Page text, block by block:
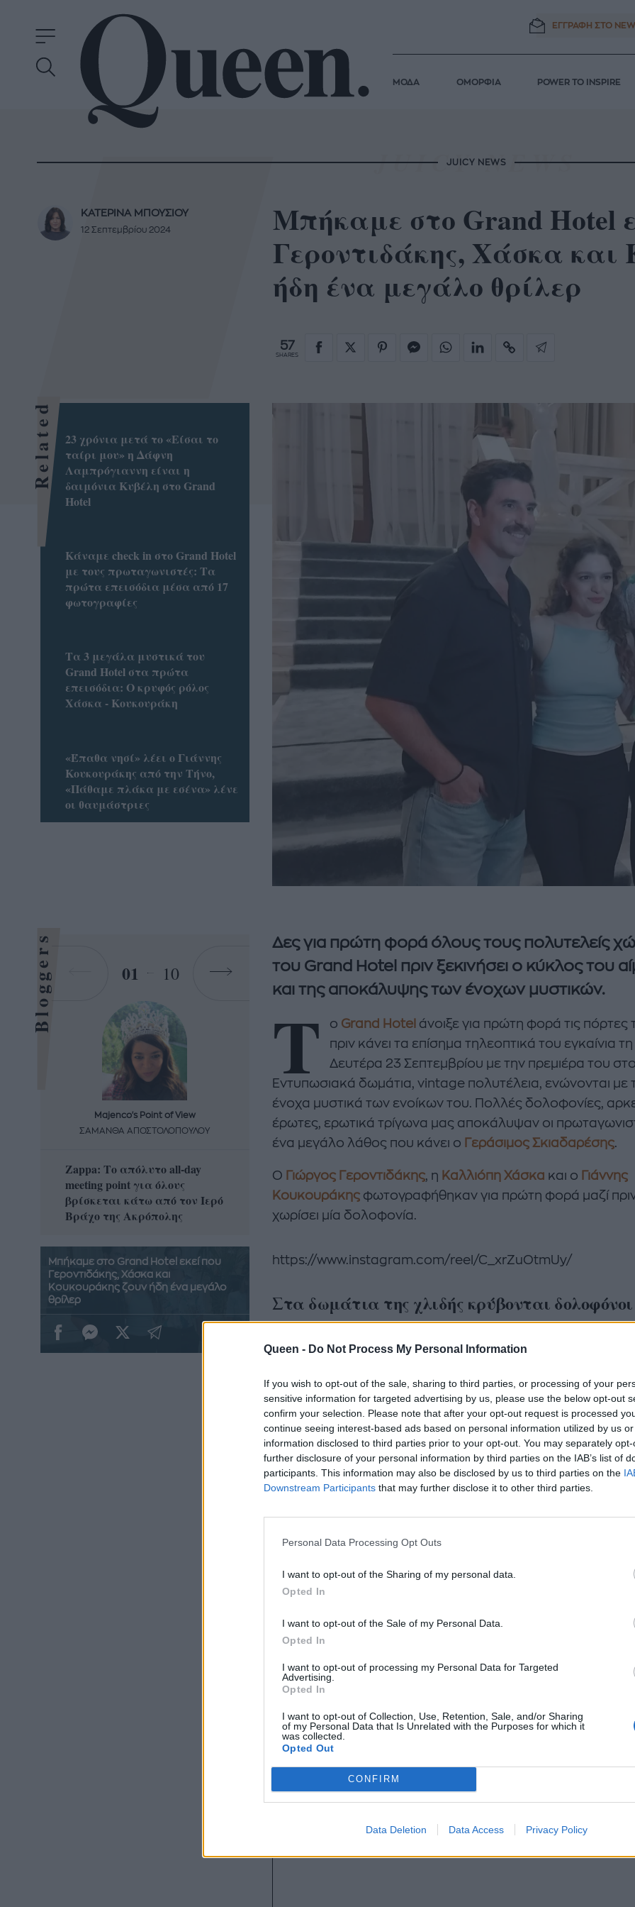
Queen - Do Not Process My Personal Information
If you wish to opt-out of the sale, sharing to third parties, or processing of your
sensitive information for targeted advertising by us, please use the below opt-out
confirm your selection. Please note that after your opt-out request is processed
continue seeing interest-based ads based on personal information utilized by us
information disclosed to third parties prior to your opt-out. You may separately
further disclosure of your personal information by third parties on the IAB’s list of
participants. This information may also be disclosed by us to third parties on the
Downstream Participants that may further disclose it to other third parties.
Personal Data Processing Opt Outs
I want to opt-out of the Sharing of my personal data.
Opted In
I want to opt-out of the Sale of my Personal Data.
Opted In
I want to opt-out of processing my Personal Data for Targeted
Advertising.
Opted In
I want to opt-out of Collection, Use, Retention, Sale, and/or Sharing
of my Personal Data that Is Unrelated with the Purposes for which it
was collected.
Opted Out
CONFIRM
Data Deletion Data Access Privacy Policy
ΕΓΓΡΑΦΗ ΣΤΟ
ΜΟΔΑ ΟΜΟΡΦΙΑ POWER TO INSPIRE
JUICY NEWS
Μπήκαμε στο Grand Hotel
Γεροντιδάκης, Χάσκα και
ήδη ένα μεγάλο θρίλερ
57
SHARES
ΚΑΤΕΡΙΝΑ ΜΠΟΥΣΙΟΥ
12 Σεπτεμβρίου 2024
Δες για πρώτη φορά όλους τους πολυτελείς
του Grand Hotel πριν ξεκινήσει ο κύκλος του
και της αποκάλυψης των ένοχων μυστικών.
Τ ο Grand Hotel άνοιξε για πρώτη φορά τις πόρτες
πριν κάνει τα επίσημα τηλεοπτικά του εγκαίνια τη
Δευτέρα 23 Σεπτεμβρίου με την πρεμιέρα του
Εντυπωσιακά δωμάτια, vintage πολυτέλεια, ενώνονται με
ένοχα μυστικά των ενοίκων του. Πολλές δολοφονίες,
έρωτες, ερωτικά τρίγωνα μας αποκάλυψαν οι
ένα μεγάλο λάθος που κάνει ο
Γεράσιμος Σκιαδαρέσης.
Ο Γιώργος Γεροντιδάκης, η Καλλιόπη Χάσκα και ο Γιάννης
Κουκουράκης φωτογραφήθηκαν για πρώτη φορά μαζί
χωρίσει μία δολοφονία.
https://www.instagram.com/reel/C_xrZuOtmUy/
Στα δωμάτια της χλιδής κρύβονται
ένας ήρωας από το Παρά Πέντε
μεγαλύτερα σε όγκο τηλεοπτικά σκηνικά που έχουν γίνει
τελευταία χρόνια και δημιούργησε η ομάδα του
Γιάννη Καραγιάννη. Σε φυσικό και σε στουντιακό χώρο
παράλληλα, αντίστοιχο της ισπανικής ομότιτλης σειράς
γνώρισε μεγάλη επιτυχία μέσω Netflix.
Related
23 χρόνια μετά το «Είσαι το
ταίρι μου» η Δάφνη
Λαμπρόγιαννη είναι η
δαιμόνια Κυβέλη στο Grand
Hotel
Κάναμε check in στο Grand Hotel
με τους πρωταγωνιστές: Τα
πρώτα επεισόδια μέσα από 17
φωτογραφίες
Τα 3 μεγάλα μυστικά του
Grand Hotel στα πρώτα
επεισόδια: Ο κρυφός ρόλος
Χάσκα - Κουκουράκη
«Έπαθα νησί» λέει ο Γιάννης
Κουκουράκης από την Τήνο,
«Πάθαμε πλάκα με εσένα» λένε
οι θαυμάστριες
Bloggers 01 10
Majenco's Point of View
ΣΑΜΑΝΘΑ ΑΠΟΣΤΟΛΟΠΟΥΛΟΥ
Zappa: Το απόλυτο all-day
meeting point για όλους
βρίσκεται κάτω από τον Ιερό
Βράχο της Ακρόπολης
ΣΑΜΑΝΘΑ ΑΠΟΣΤΟΛΟΠΟΥΛΟΥ
Η απόλυτη καλοκαιρινή
δροσερή σαλάτα με
καρπούζι, φέτα και φράουλες
που θα λατρέψετε
ΔΑΦΝΗ ΚΑΡΑΒΟΚΥΡΗ
Nτίνα Νικολάου: «Όταν
έπαθα την πρώτη κρίση
πανικού νόμιζα πως θα
Μπήκαμε στο Grand Hotel εκεί που
Γεροντιδάκης, Χάσκα και
Κουκουράκης ζουν ήδη ένα μεγάλο
θρίλερ